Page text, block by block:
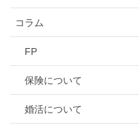
コラム
FP
保険について
婚活について